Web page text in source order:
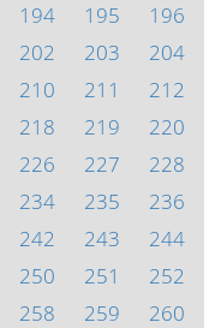
194 195
196
202 203
204
210 211
212
218 219
220
226 227
228
234 235
236
242 243
244
250 251
252
258 259
260